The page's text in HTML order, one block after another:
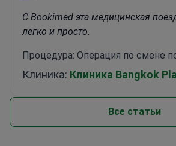
С Bookimed эта медицинская
легко и просто.
Процедура: Операция по смене
Клиника: Клиника Bangkok
Все статьи